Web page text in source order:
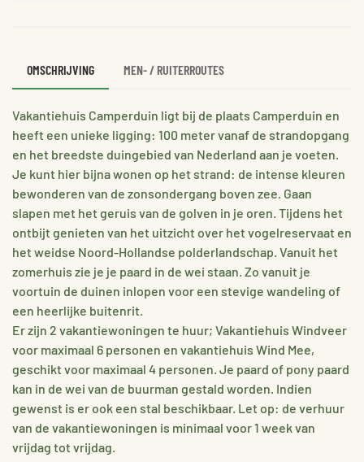
OMSCHRIJVING MEN- / RUITERROUTES
Vakantiehuis Camperduin ligt bij de plaats Camperduin en
heeft een unieke ligging: 100 meter vanaf de strandopgang
en het breedste duingebied van Nederland aan je voeten.
Je kunt hier bijna wonen op het strand: de intense kleuren
bewonderen van de zonsondergang boven zee. Gaan
slapen met het geruis van de golven in je oren. Tijdens het
ontbijt genieten van het uitzicht over het vogelreservaat en
het weidse Noord-Hollandse polderlandschap. Vanuit het
zomerhuis zie je je paard in de wei staan. Zo vanuit je
voortuin de duinen inlopen voor een stevige wandeling of
een heerlijke buitenrit.
Er zijn 2 vakantiewoningen te huur; Vakantiehuis Windveer
voor maximaal 6 personen en vakantiehuis Wind Mee,
geschikt voor maximaal 4 personen. Je paard of pony paard
kan in de wei van de buurman gestald worden. Indien
gewenst is er ook een stal beschikbaar. Let op: de verhuur
van de vakantiewoningen is minimaal voor 1 week van
vrijdag tot vrijdag.